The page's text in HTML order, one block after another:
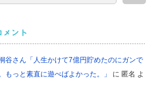
by livedoor 相互RSS
メント
谷さん「人生かけて7億円貯めたのにガンで
もっと素直に遊べばよかった。」
に 匿名 よ